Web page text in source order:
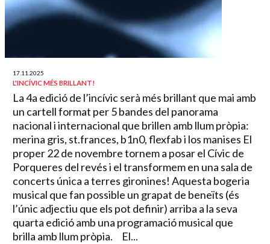
17.11.2025
L'INCÍVIC MÉS BRILLANT!
La 4a edició de l’incívic serà més brillant que mai amb
un cartell format per 5 bandes del panorama
nacional i internacional que brillen amb llum pròpia:
merina gris, st.frances, b1n0, flexfab i los manises El
proper 22 de novembre tornem a posar el Cívic de
Porqueres del revés i el transformem en una sala de
concerts única a terres gironines! Aquesta bogeria
musical que fan possible un grapat de beneïts (és
l’únic adjectiu que els pot definir) arriba a la seva
quarta edició amb una programació musical que
brilla amb llum pròpia. El...